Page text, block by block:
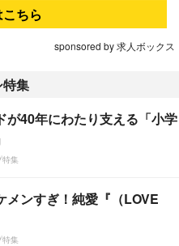
ちら
sponsored by 求人ボックス
集
が40年にわたり支える「小学
特集
メンすぎ！純愛『（LOVE
特集